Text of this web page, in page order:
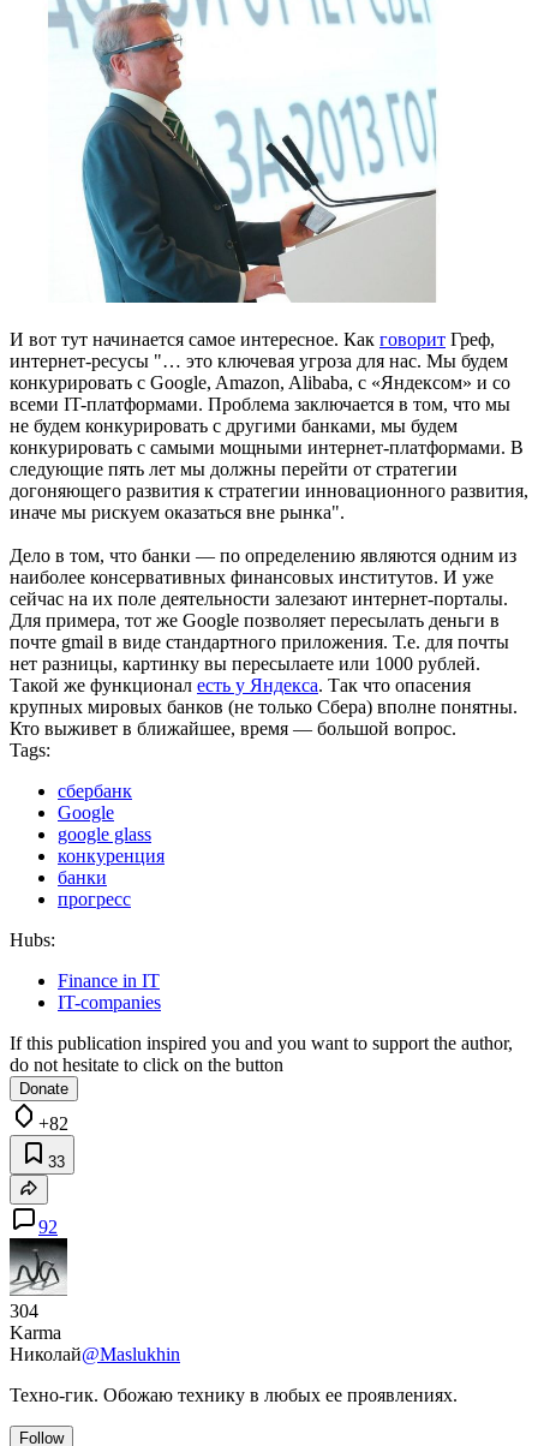
И вот тут начинается самое интересное. Как говорит Греф,
интернет-ресусы "… это ключевая угроза для нас. Мы будем
конкурировать с Google, Amazon, Alibaba, с «Яндексом» и со
всеми IT-платформами. Проблема заключается в том, что мы
не будем конкурировать с другими банками, мы будем
конкурировать с самыми мощными интернет-платформами. В
следующие пять лет мы должны перейти от стратегии
догоняющего развития к стратегии инновационного развития,
иначе мы рискуем оказаться вне рынка".
Дело в том, что банки — по определению являются одним из
наиболее консервативных финансовых институтов. И уже
сейчас на их поле деятельности залезают интернет-порталы.
Для примера, тот же Google позволяет пересылать деньги в
почте gmail в виде стандартного приложения. Т.е. для почты
нет разницы, картинку вы пересылаете или 1000 рублей.
Такой же функционал есть у Яндекса. Так что опасения
крупных мировых банков (не только Сбера) вполне понятны.
Кто выживет в ближайшее, время — большой вопрос.
Tags:
сбербанк
Google
google glass
конкуренция
банки
прогресс
Hubs:
Finance in IT
IT-companies
If this publication inspired you and you want to support the author,
do not hesitate to click on the button
Donate
+82
33
92
304
Karma
Николай@Maslukhin
Техно-гик. Обожаю технику в любых ее проявлениях.
Follow